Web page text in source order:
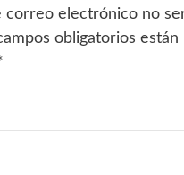
correo electrónico no
obligatorios están